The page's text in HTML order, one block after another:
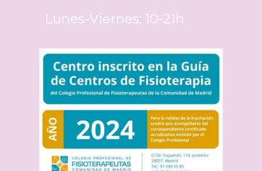
Lunes-Viernes: 10-21h